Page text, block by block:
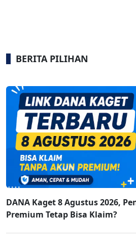
BERITA PILIHAN
DANA Kaget 8 Agustus 2026,
Premium Tetap Bisa Klaim?